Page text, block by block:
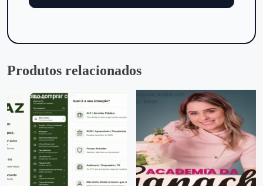
Produtos relacionados